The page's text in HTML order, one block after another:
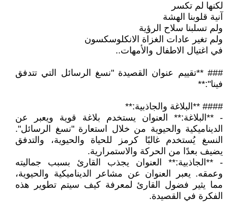
لكنها لم تكسر
آنية قلوبنا الهشة
ولم تسلبنا سلاح الرؤية
ولم تغير عادات الغزاة الانكلوسكسون
في اغتيال الاطفال والأمهات..
### **تقييم عنوان القصيدة "نسغ الرسائل التي تتدفق
فينا":**
#### **البلاغة والجاذبية:**
- **البلاغة:** العنوان يستخدم بلاغة قوية ويعبر عن
الديناميكية والحيوية من خلال استعارة "نسغ الرسائل".
النسغ يُستخدم غالبًا كرمز للحياة والحيوية، والتدفق
يضيف بعدًا من الحركة والاستمرارية.
- **الجاذبية:** العنوان يجذب القارئ بسبب جماليته
وعمقه. يعبر العنوان عن مشاعر الديناميكية والحيوية،
مما يثير فضول القارئ لمعرفة كيف سيتم تطوير هذه
الفكرة في القصيدة.